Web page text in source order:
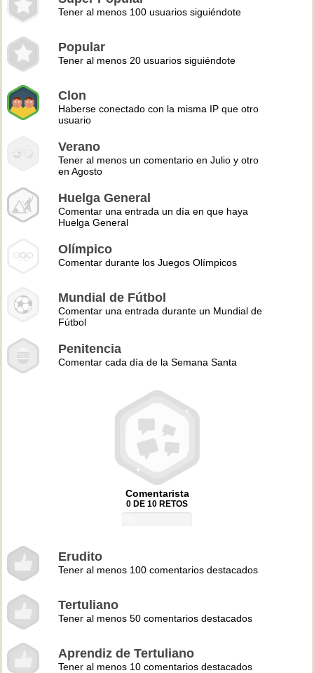
Tener al menos 100 usuarios siguiéndote
Popular
Tener al menos 20 usuarios siguiéndote
Clon
Haberse conectado con la misma IP que otro
usuario
Verano
Tener al menos un comentario en Julio y otro
en Agosto
Huelga General
Comentar una entrada un día en que haya
Huelga General
Olímpico
Comentar durante los Juegos Olímpicos
Mundial de Fútbol
Comentar una entrada durante un Mundial de
Fútbol
Penitencia
Comentar cada día de la Semana Santa
Comentarista
0 DE 10 RETOS
Erudito
Tener al menos 100 comentarios destacados
Tertuliano
Tener al menos 50 comentarios destacados
Aprendiz de Tertuliano
Tener al menos 10 comentarios destacados